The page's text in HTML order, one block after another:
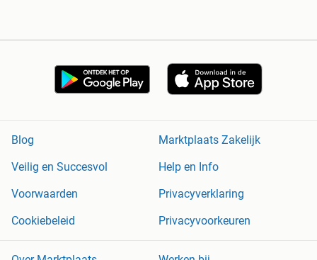
Blog
Marktplaats Zakelijk
Veilig en Succesvol
Help en Info
Voorwaarden
Privacyverklaring
Cookiebeleid
Privacyvoorkeuren